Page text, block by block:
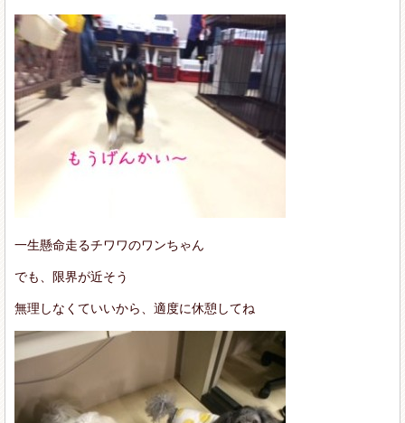
一生懸命走るチワワのワンちゃん
でも、限界が近そう
無理しなくていいから、適度に休憩してね